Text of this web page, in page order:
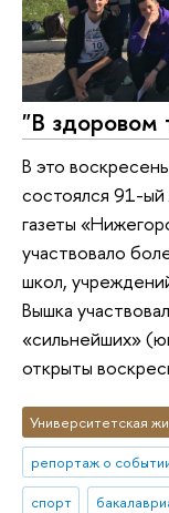
"В здоровом
В это
состоялся 91-ый
газеты
участвовало
школ,
Вышка
«сильнейших»
открыты
Университетская
репортаж о
спорт